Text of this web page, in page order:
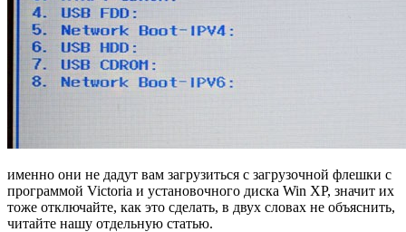
именно они не дадут вам загрузиться с загрузочной флешки с
программой Victoria и установочного диска Win XP, значит их
тоже отключайте, как это сделать, в двух словах не объяснить,
читайте нашу отдельную статью.